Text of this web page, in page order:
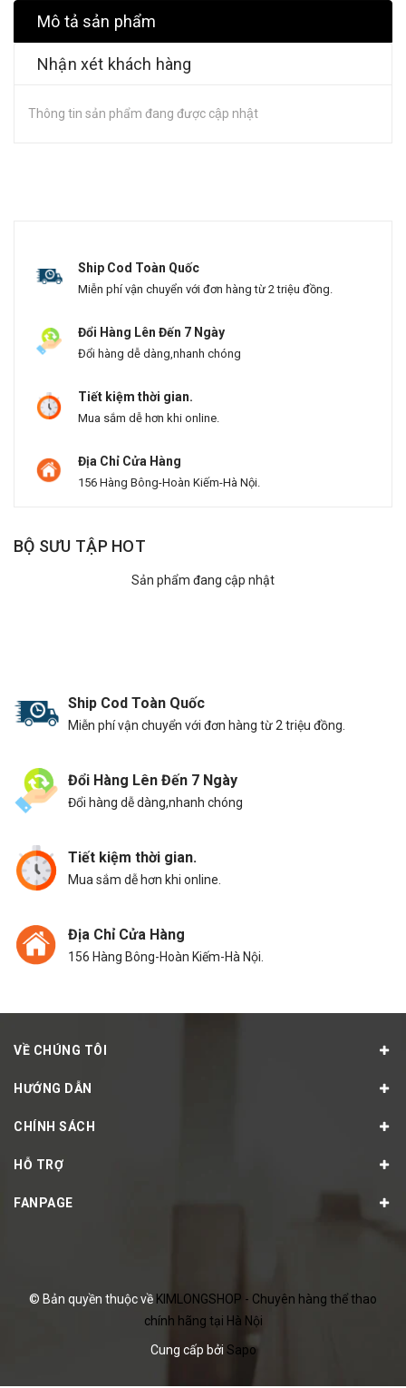
Mô tả sản phẩm
Nhận xét khách hàng
Thông tin sản phẩm đang được cập nhật
Ship Cod Toàn Quốc
Miễn phí vận chuyển với đơn hàng từ 2 triệu đồng.
Đổi Hàng Lên Đến 7 Ngày
Đổi hàng dễ dàng,nhanh chóng
Tiết kiệm thời gian.
Mua sắm dễ hơn khi online.
Địa Chỉ Cửa Hàng
156 Hàng Bông-Hoàn Kiếm-Hà Nội.
BỘ SƯU TẬP HOT
Sản phẩm đang cập nhật
Ship Cod Toàn Quốc
Miễn phí vận chuyển với đơn hàng từ 2 triệu đồng.
Đổi Hàng Lên Đến 7 Ngày
Đổi hàng dễ dàng,nhanh chóng
Tiết kiệm thời gian.
Mua sắm dễ hơn khi online.
Địa Chỉ Cửa Hàng
156 Hàng Bông-Hoàn Kiếm-Hà Nội.
VỀ CHÚNG TÔI
HƯỚNG DẪN
CHÍNH SÁCH
HỖ TRỢ
FANPAGE
© Bản quyền thuộc về KIMLONGSHOP - Chuyên hàng thể thao
chính hãng tại Hà Nội
Cung cấp bởi Sapo